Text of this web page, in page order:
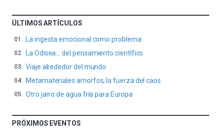
ÚLTIMOS ARTÍCULOS
La ingesta emocional como problema
La Odisea… del pensamiento científico
Viaje alrededor del mundo
Metamateriales amorfos, la fuerza del caos
Otro jarro de agua fría para Europa
PRÓXIMOS EVENTOS